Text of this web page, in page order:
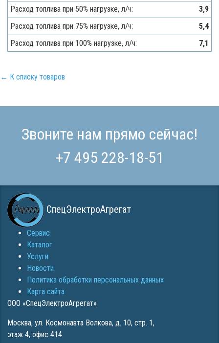
Расход топлива при 50% нагрузке, л/ч:
3,9
Расход топлива при 75% нагрузке, л/ч:
5,4
Расход топлива при 100% нагрузке, л/ч:
7,1
← К списку товаров
Звоните нам прямо сейчас!
+7 495 228-18-51
СпецЭлектроАгрегат
Сервис
Каталог
Услуги
Новости
Политика обработки персональных данных
Карта сайта
ООО «СпецЭлектроАгрегат»
Москва, ул. Космонавта Волкова, д. 10, стр. 1,
этаж 4, офис 414